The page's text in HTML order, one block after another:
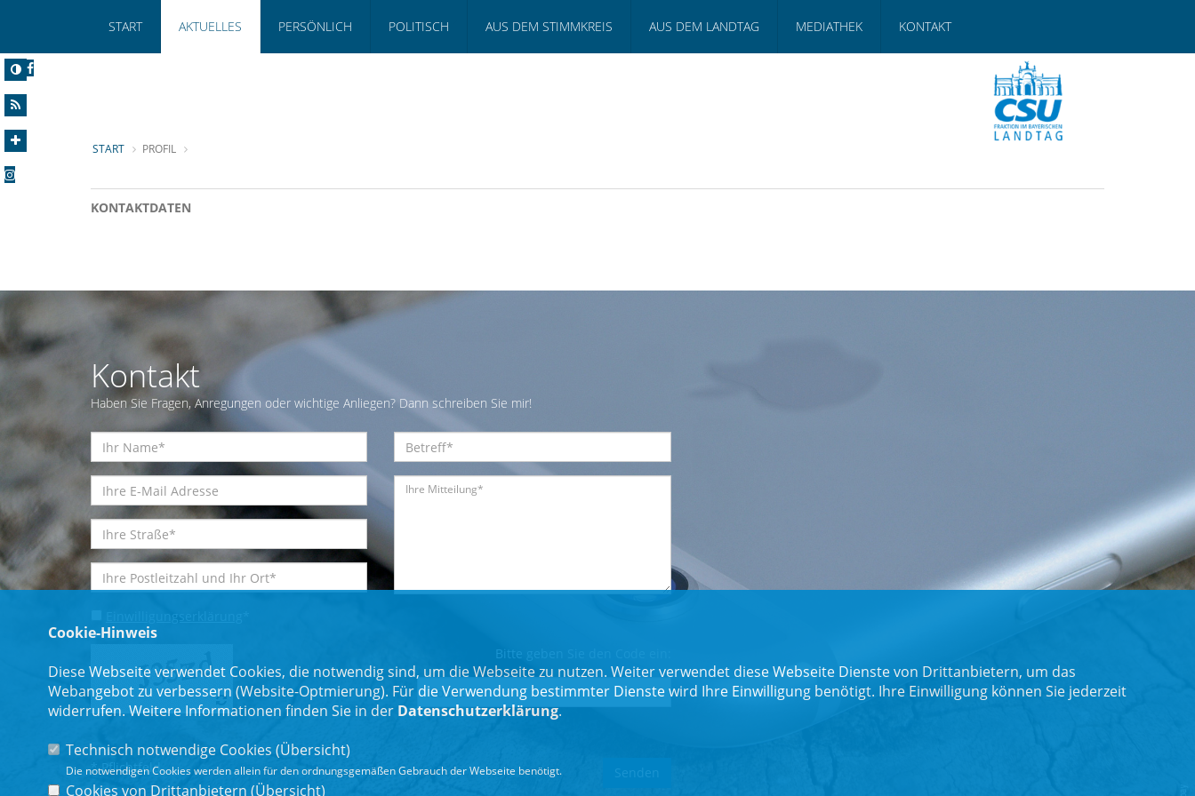
START AKTUELLES PERSÖNLICH POLITISCH AUS DEM STIMMKREIS AUS DEM LANDTAG MEDIATHEK KONTAKT
START PROFIL
KONTAKTDATEN
Kontakt
Haben Sie Fragen, Anregungen oder wichtige Anliegen? Dann schreiben Sie mir!
Bitte geben Sie den Code ein:
* Pflichtfeld
Cookie-Hinweis
Diese Webseite verwendet Cookies, die notwendig sind, um die Webseite zu nutzen. Weiter verwendet diese Webseite Dienste von Drittanbietern, um das
Webangebot zu verbessern (Website-Optmierung). Für die Verwendung bestimmter Dienste wird Ihre Einwilligung benötigt. Ihre Einwilligung können Sie jederzeit
widerrufen. Weitere Informationen finden Sie in der Datenschutzerklärung.
Technisch notwendige Cookies (Übersicht)
Die notwendigen Cookies werden allein für den ordnungsgemäßen Gebrauch der Webseite benötigt.
Cookies von Drittanbietern (Übersicht)